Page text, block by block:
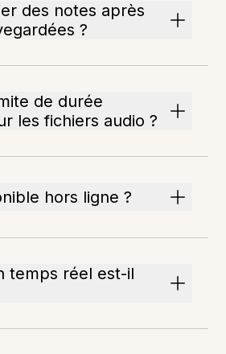
des notes après
?
de durée
les fichiers audio ?
hors ligne ?
temps réel est-il